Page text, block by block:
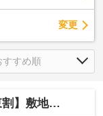
変更
が楽しめる平家